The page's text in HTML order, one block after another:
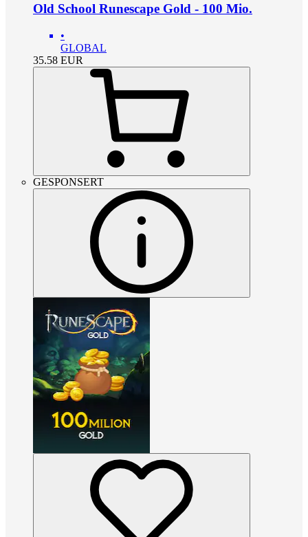
Old School Runescape Gold - 100 Mio.
•
GLOBAL
35.58 EUR
GESPONSERT